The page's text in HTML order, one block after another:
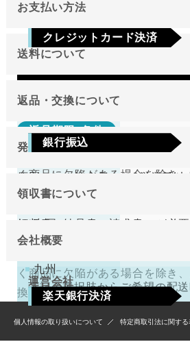
日のみです。
お支払い方法
クレジットカード決済
Visa Mastercard JCB
銀行振込
ご注文確定後7日以内に指定の
お願いいたします。ご入金確認
いいたします。
楽天銀行決済
注文確認画面の後に、楽天銀
送料について
地域
東北
関東
近畿
中国
四国
九州
北海道
返品・交換について
返品期限･条件
切り売り商品やメーカー取り寄
く商品に欠陥がある場合を除き
換を受け付けておりません。
切り売り商品やメーカー取り寄
く商品に欠陥がある場合を除き
換を受け付けておりません。
不良品
発送について
原則として注文日より2営業日以
す。
させて頂きます。
下記の選択肢からご希望の配
けます。
領収書について
領収書（納品書、請求書）が必
お申し付けください。
会社概要
運営会社
tantore株式会社
個人情報の取り扱いについて 特定商取引法に関する